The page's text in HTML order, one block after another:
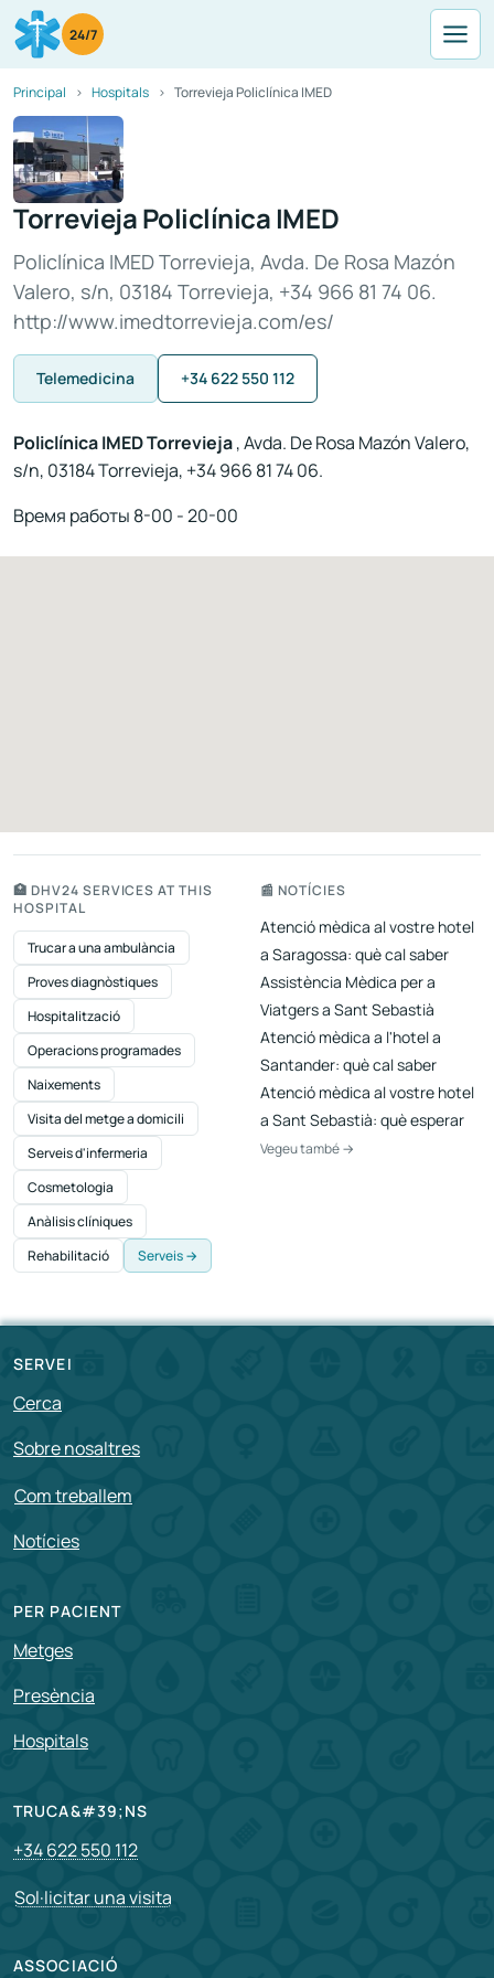
24/7
Principal Hospitals Torrevieja Policlínica IMED
Torrevieja Policlínica IMED
Policlínica IMED Torrevieja, Avda. De Rosa Mazón
Valero, s/n, 03184 Torrevieja, +34 966 81 74 06.
http://www.imedtorrevieja.com/es/
Telemedicina +34 622 550 112
Policlínica IMED Torrevieja, Avda. De Rosa Mazón Valero,
s/n, 03184 Torrevieja, +34 966 81 74 06.
Время работы 8-00 - 20-00
🏥 DHV24 SERVICES AT THIS
HOSPITAL
Trucar a una ambulància
Proves diagnòstiques
Hospitalització
Operacions programades
Naixements
Visita del metge a domicili
Serveis d'infermeria
Cosmetologia
Anàlisis clíniques
Rehabilitació
Serveis →
📰 NOTÍCIES
Atenció mèdica al vostre hotel
a Saragossa: què cal saber
Assistència Mèdica per a
Viatgers a Sant Sebastià
Atenció mèdica a l'hotel a
Santander: què cal saber
Atenció mèdica al vostre hotel
a Sant Sebastià: què esperar
Vegeu també →
SERVEI
Cerca
Sobre nosaltres
Com treballem
Notícies
PER PACIENT
Metges
Presència
Hospitals
TRUCA&#39;NS
+34 622 550 112
Sol·licitar una visita
ASSOCIACIÓ